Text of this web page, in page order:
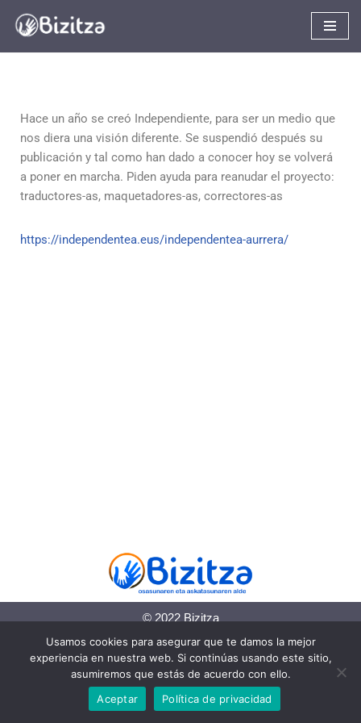
Hace un año se creó Independiente, para ser un medio que
nos diera una visión diferente. Se suspendió después su
publicación y tal como han dado a conocer hoy se volverá
a poner en marcha. Piden ayuda para reanudar el proyecto:
traductores-as, maquetadores-as, correctores-as
https://independentea.eus/independentea-aurrera/
© 2022 Bizitza
Política de cookies
Política de privacidad
Información legal
Usamos cookies para asegurar que te damos la mejor
experiencia en nuestra web. Si continúas usando este sitio,
asumiremos que estás de acuerdo con ello.
Aceptar
Política de privacidad